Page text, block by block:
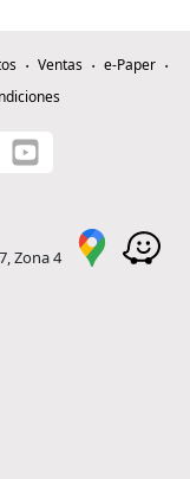
Ventas
e-Paper
Zona 4